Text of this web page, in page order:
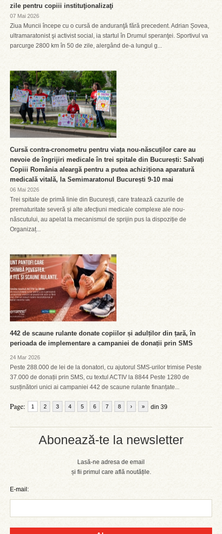
Abonează-te la newsletter
Lasă-ne adresa de email
și fii primul care află noutățile.
E-mail:
zile pentru copiii instituţionalizaţi
07 Mai 2026
Ziua Muncii începe cu o cursă de anduranţă fără precedent. Adrian Șovea,
ultramaratonist şi activist social, ia startul în Drumul speranţei. Sportivul va
parcurge 2800 km în 50 de zile, alergând de-a lungul g...
Cursă contra-cronometru pentru viața nou-născuților care au
nevoie de îngrijiri medicale în trei spitale din București: Salvați
Copiii România aleargă pentru a putea achiziționa aparatură
medicală vitală, la Semimaratonul București 9-10 mai
06 Mai 2026
Trei spitale de primă linie din București, care tratează cazurile de
prematuritate severă și alte afecțiuni medicale complexe ale nou-
născutului, au apelat la mecanismul de sprijin pus la dispoziție de
Organizaț...
442 de scaune rulante donate copiilor și adulților din țară, în
perioada de implementare a campaniei de donații prin SMS
24 Mar 2026
Peste 288.000 de lei de la donatori, cu ajutorul SMS-urilor trimise Peste
37.000 de donații prin SMS, cu textul ACTIV la 8844 Peste 1280 de
susținători unici ai campaniei 442 de scaune rulante finanțate...
Page: 1 2 3 4 5 6 7 8 din 39
› »